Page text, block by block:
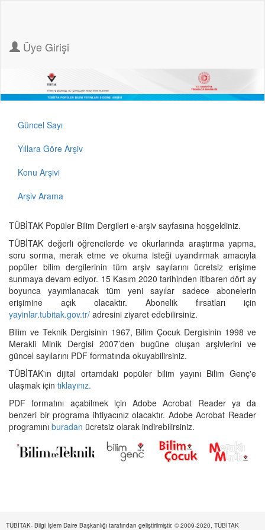
Üye Girişi
Güncel Sayı
Yıllara Göre Arşiv
Konu Arşivi
Arşiv Arama
TÜBİTAK Popüler Bilim Dergileri e-arşiv sayfasına hoşgeldiniz.
TÜBİTAK değerli öğrencilerde ve okurlarında araştırma yapma,
soru sorma, merak etme ve okuma isteği uyandırmak amacıyla
popüler bilim dergilerinin tüm arşiv sayılarını ücretsiz erişime
sunmaya devam ediyor. 15 Kasım 2020 tarihinden itibaren dört ay
boyunca yayımlanacak tüm yeni sayılar sadece abonelerin
erişimine açık olacaktır. Abonelik fırsatları için
yayinlar.tubitak.gov.tr/ adresini ziyaret edebilirsiniz.
Bilim ve Teknik Dergisinin 1967, Bilim Çocuk Dergisinin 1998 ve
Merakli Minik Dergisi 2007’den bugüne oluşan arşivlerini ve
güncel sayılarını PDF formatında okuyabilirsiniz.
TÜBİTAK'ın dijital ortamdaki popüler bilim yayını Bilim Genç'e
ulaşmak için tıklayınız.
PDF formatını açabilmek için Adobe Acrobat Reader ya da
benzeri bir programa ihtiyacınız olacaktır. Adobe Acrobat Reader
programını buradan ücretsiz olarak indirebilirsiniz.
TÜBİTAK- Bilgi İşlem Daire Başkanlığı tarafından geliştirilmiştir. © 2009-2020, TÜBİTAK